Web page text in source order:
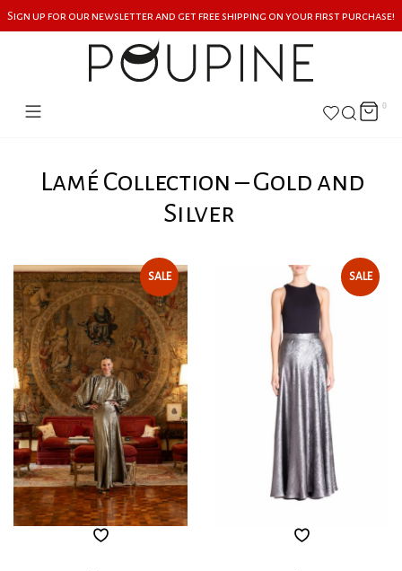
Sign up for our newsletter and get free shipping on your first purchase!
0
Lamé Collection – Gold and
Silver
SALE SALE